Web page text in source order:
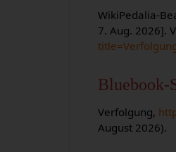
WikiPedalia-
7. Aug. 2026].
Bluebook-
Verfolgung,
August 2026).